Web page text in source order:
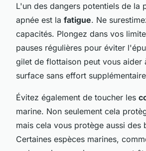
L'un des dangers potentiels de la
apnée est la fatigue. Ne
capacités. Plongez dans vos
pauses régulières pour éviter
gilet de flottaison peut vous aider
surface sans effort
Évitez également de toucher les
marine. Non seulement cela
mais cela vous protège aussi des
Certaines espèces marines,